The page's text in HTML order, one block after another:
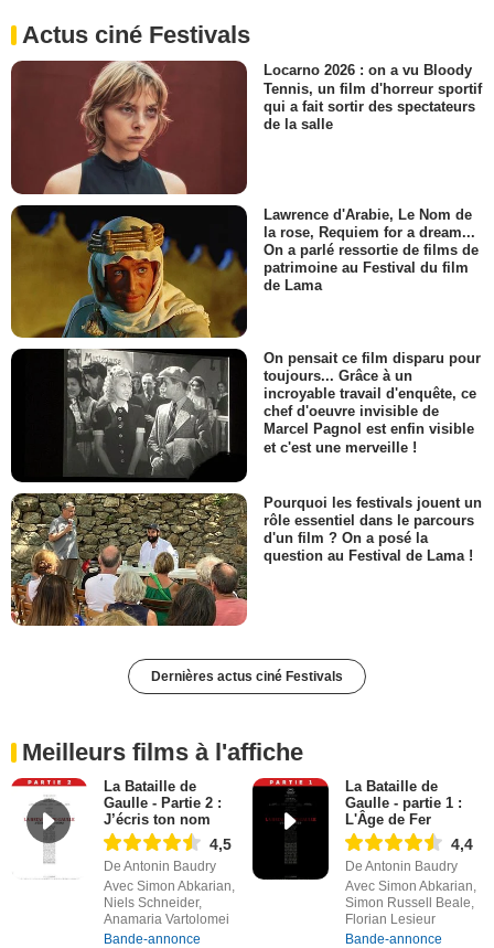
Actus ciné Festivals
Locarno 2026 : on a vu Bloody
Tennis, un film d'horreur sportif
qui a fait sortir des spectateurs
de la salle
Lawrence d'Arabie, Le Nom de
la rose, Requiem for a dream...
On a parlé ressortie de films de
patrimoine au Festival du film
de Lama
On pensait ce film disparu pour
toujours... Grâce à un
incroyable travail d'enquête, ce
chef d'oeuvre invisible de
Marcel Pagnol est enfin visible
et c'est une merveille !
Pourquoi les festivals jouent un
rôle essentiel dans le parcours
d'un film ? On a posé la
question au Festival de Lama !
Dernières actus ciné Festivals
Meilleurs films à l'affiche
La Bataille de
Gaulle - Partie 2 :
J’écris ton nom
4,5
De Antonin Baudry
Avec Simon Abkarian,
Niels Schneider,
Anamaria Vartolomei
Bande-annonce
La Bataille de
Gaulle - partie 1 :
L'Âge de Fer
4,4
De Antonin Baudry
Avec Simon Abkarian,
Simon Russell Beale,
Florian Lesieur
Bande-annonce